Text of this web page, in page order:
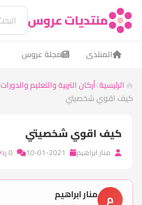
منتديات عروس
المنتدى مجلة عروس
الرئيسية أركان التربية والتعليم والدورات
كيف اقوي شخصيتي
كيف اقوي شخصيتي
منار ابراهيم
م منار ابراهيم